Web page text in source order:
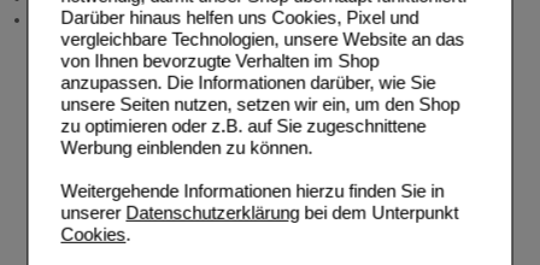
Darüber hinaus helfen uns Cookies, Pixel und
vergleichbare Technologien, unsere Website an das
von Ihnen bevorzugte Verhalten im Shop
anzupassen. Die Informationen darüber, wie Sie
unsere Seiten nutzen, setzen wir ein, um den Shop
zu optimieren oder z.B. auf Sie zugeschnittene
Werbung einblenden zu können.
Weitergehende Informationen hierzu finden Sie in
unserer Datenschutzerklärungbei dem Unterpunkt
Cookies.
Stellenangebote